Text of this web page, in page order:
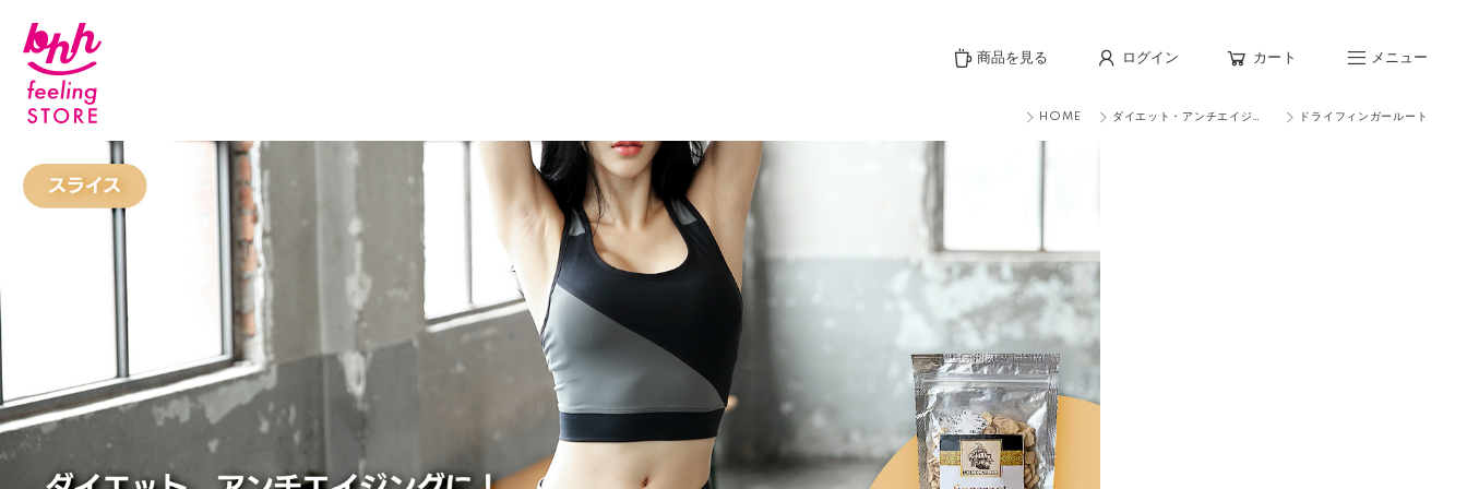
商品を見る ログイン カート メニュー
HOME
ダイエット・アンチエイジン
ドライフィンガールート